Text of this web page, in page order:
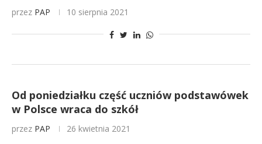
przez PAP 10 sierpnia 2021
Od poniedziałku część uczniów podstawówek
w Polsce wraca do szkół
przez PAP 26 kwietnia 2021